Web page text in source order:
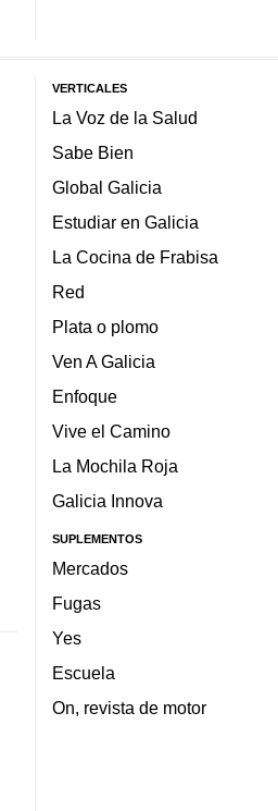
VERTICALES
La Voz de la Salud
Sabe Bien
Global Galicia
Estudiar en Galicia
La Cocina de Frabisa
Red
Plata o plomo
Ven A Galicia
Enfoque
Vive el Camino
La Mochila Roja
Galicia Innova
SUPLEMENTOS
Mercados
Fugas
Yes
Escuela
On, revista de motor